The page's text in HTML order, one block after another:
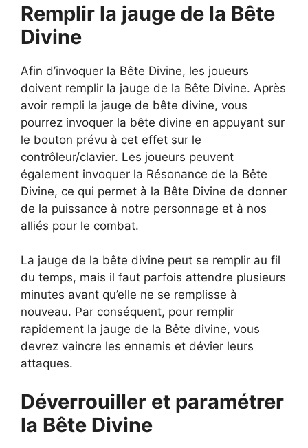
Remplir la jauge de la Bête
Divine
Afin d’invoquer la Bête Divine, les joueurs
doivent remplir la jauge de la Bête Divine. Après
avoir rempli la jauge de bête divine, vous
pourrez invoquer la bête divine en appuyant sur
le bouton prévu à cet effet sur le
contrôleur/clavier. Les joueurs peuvent
également invoquer la Résonance de la Bête
Divine, ce qui permet à la Bête Divine de donner
de la puissance à notre personnage et à nos
alliés pour le combat.
La jauge de la bête divine peut se remplir au fil
du temps, mais il faut parfois attendre plusieurs
minutes avant qu’elle ne se remplisse à
nouveau. Par conséquent, pour remplir
rapidement la jauge de la Bête divine, vous
devrez vaincre les ennemis et dévier leurs
attaques.
Déverrouiller et paramétrer
la Bête Divine